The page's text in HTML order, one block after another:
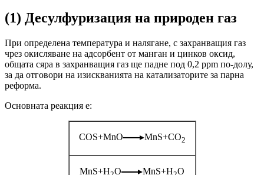
(1) Десулфуризация на природен газ
При определена температура и налягане, с захранващия газ
чрез окисляване на адсорбент от манган и цинков оксид,
общата сяра в захранващия газ ще падне под 0,2 ppm по-долу,
за да отговори на изискванията на катализаторите за парна
реформа.
Основната реакция е:
COS+MnO MnS+CO2
MnS+H О MnS+H O